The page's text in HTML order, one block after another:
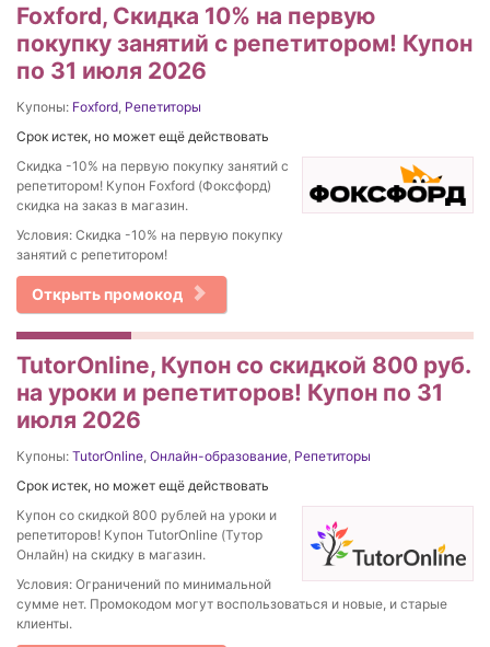
Foxford, Скидка 10% на первую
покупку занятий с репетитором! Купон
по 31 июля 2026
Купоны: Foxford, Репетиторы
Срок истек, но может ещё действовать
Скидка -10% на первую покупку занятий с
репетитором! Купон Foxford (Фоксфорд)
скидка на заказ в магазин.
Условия: Скидка -10% на первую покупку
занятий с репетитором!
Открыть промокод
TutorOnline, Купон со скидкой 800 руб.
на уроки и репетиторов! Купон по 31
июля 2026
Купоны: TutorOnline, Онлайн-образование, Репетиторы
Срок истек, но может ещё действовать
Купон со скидкой 800 рублей на уроки и
репетиторов! Купон TutorOnline (Тутор
Онлайн) на скидку в магазин.
Условия: Ограничений по минимальной
сумме нет. Промокодом могут воспользоваться и новые, и старые
клиенты.